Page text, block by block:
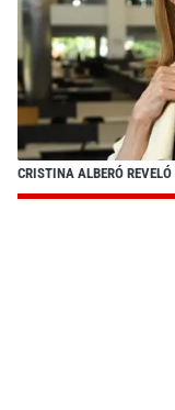
CRISTINA ALBERÓ